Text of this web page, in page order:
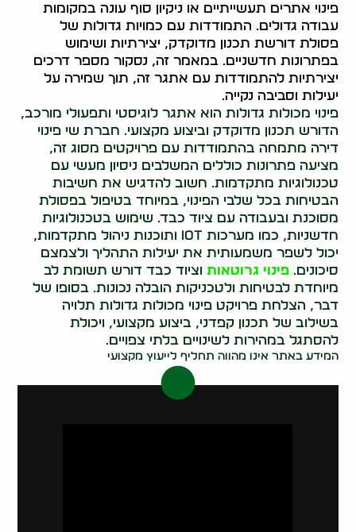
פינוי אתרים תעשייתיים או ניקיון סוף עונה במקומות
עבודה גדולים. התמודדות עם כמויות גדולות של
פסולת דורשת תכנון מדוקדק, יצירתיות ושימוש
בפתרונות חדשניים. במאמר זה, נסקור מספר דרכים
יצירתיות להתמודדות עם אתגר זה, תוך שמירה על
יעילות וסביבה נקייה.
פינוי מכולות גדולות הוא אתגר לוגיסטי ותפעולי מורכב,
הדורש תכנון מדוקדק וביצוע מקצועי. חברת שי פינוי
דירה מתמחה בהתמודדות עם פרויקטים מסוג זה,
מציעה פתרונות כוללים המשלבים ניסיון מעשי עם
טכנולוגיות מתקדמות. חשוב להדגיש את חשיבות
הבטיחות בכל שלבי הפינוי, במיוחד בטיפול בפסולת
מסוכנת ובעבודה עם ציוד כבד. שימוש בטכנולוגיות
חדשניות, כמו מערכות IoT ותוכנות ניהול מתקדמות,
יכול לשפר משמעותית את יעילות התהליך ולצמצם
סיכונים.פינוי גרוטאות וציוד כבד דורש תשומת לב
מיוחדת לבטיחות ולטכניקות הובלה נכונות. בסופו של
דבר, הצלחת פרויקט פינוי מכולות גדולות תלויה
בשילוב של תכנון קפדני, ביצוע מקצועי, ויכולת
להסתגל במהירות לשינויים בלתי צפויים.
המידע באתר אינו מהווה תחליף לייעוץ מקצועי